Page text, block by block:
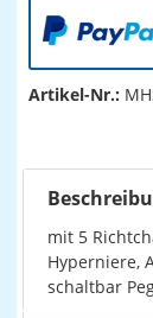
Artikel-Nr.:
mit 5
Hyperniere,
schaltbar